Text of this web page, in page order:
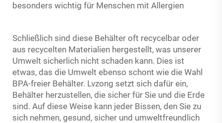
besonders wichtig für Menschen mit Allergien
Schließlich sind diese Behälter oft recycelbar oder
aus recycelten Materialien hergestellt, was unserer
Umwelt sicherlich nicht schaden kann. Dies ist
etwas, das die Umwelt ebenso schont wie die Wahl
BPA-freier Behälter. Lvzong setzt sich dafür ein,
Behälter herzustellen, die sicher für Sie und die Erde
sind. Auf diese Weise kann jeder Bissen, den Sie zu
sich nehmen, gesund, sicher und umweltfreundlich